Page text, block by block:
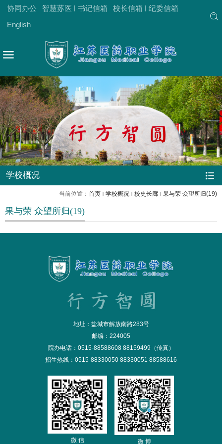
协同办公 智慧苏医 书记信箱 校长信箱
纪委信箱
English
学校概况
当前位置： 首页 学校概况 校史长廊 果与荣 众望所归(19)
果与荣 众望所归(19)
地址：盐城市解放南路283号
邮编：224005
院办电话：0515-88588608 88159499（传真）
招生热线：0515-88330050 88330051 88588616
微 信 微 博